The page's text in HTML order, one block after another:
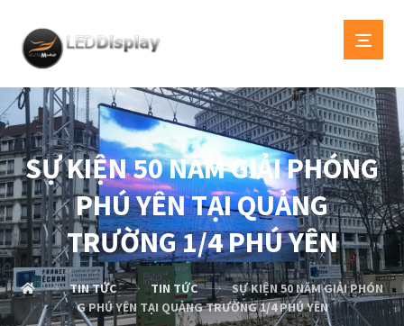
SỰ KIỆN 50 NĂM GIẢI PHÓNG
PHÚ YÊN TẠI QUẢNG
TRƯỜNG 1/4 PHÚ YÊN
TIN TỨC TIN TỨC
SỰ KIỆN 50 NĂM GIẢI PHÓN
G PHÚ YÊN TẠI QUẢNG TRƯỜNG 1/4 PHÚ YÊN